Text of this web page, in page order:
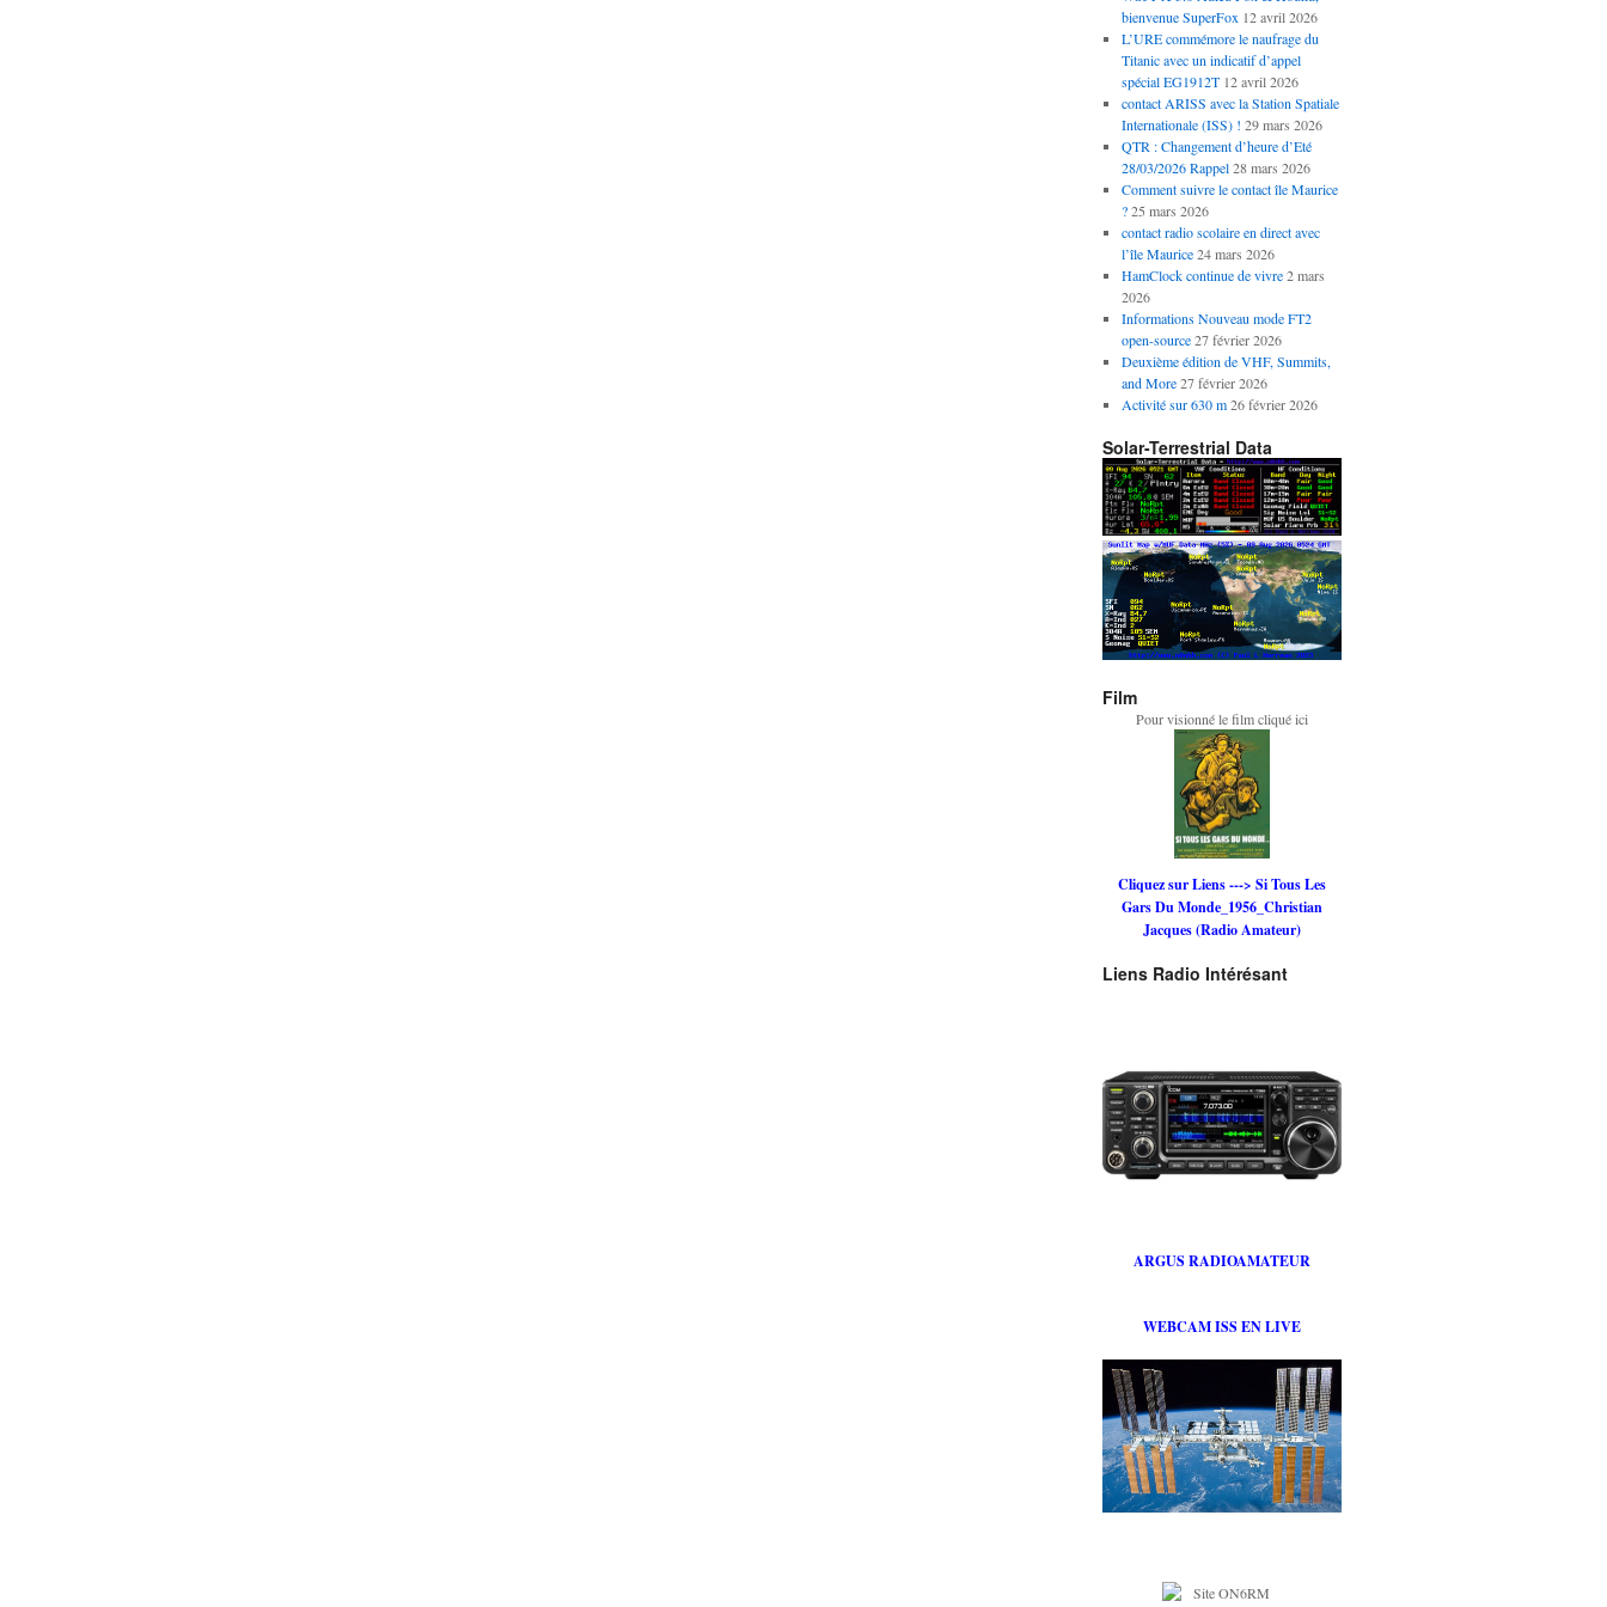
bienvenue SuperFox 12 avril 2026
L’URE commémore le naufrage du
Titanic avec un indicatif d’appel
spécial EG1912T 12 avril 2026
contact ARISS avec la Station Spatiale
Internationale (ISS) ! 29 mars 2026
QTR : Changement d’heure d’Eté
28/03/2026 Rappel 28 mars 2026
Comment suivre le contact île Maurice
? 25 mars 2026
contact radio scolaire en direct avec
l’île Maurice 24 mars 2026
HamClock continue de vivre 2 mars
2026
Informations Nouveau mode FT2
open-source 27 février 2026
Deuxième édition de VHF, Summits,
and More 27 février 2026
Activité sur 630 m 26 février 2026
Solar-Terrestrial Data
Film
Pour visionné le film cliqué ici
Cliquez sur Liens ---> Si Tous Les
Gars Du Monde_1956_Christian
Jacques (Radio Amateur)
Liens Radio Intérésant
ARGUS RADIOAMATEUR
WEBCAM ISS EN LIVE